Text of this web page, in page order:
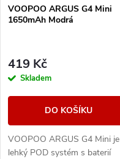
VOOPOO ARGUS G4 Mini
1650mAh Modrá
419 Kč
Skladem
DO KOŠÍKU
VOOPOO ARGUS G4 Mini je
lehký POD systém s baterií